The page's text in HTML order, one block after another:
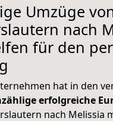
Umzüge
nach
für den
hat in den
erfolgreiche
nach Melissia